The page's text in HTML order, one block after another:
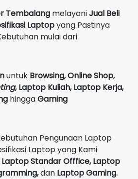
Tembalang melayaniJual Beli
Laptopyang Pastinya
mulai dari
untuk Browsing, Online Shop,
, Laptop Kuliah, Laptop Kerja,
hinggaGaming
Pengunaan Laptop
Laptop yang Kami
Laptop Standar Offfice, Laptop
dan Laptop Gaming.